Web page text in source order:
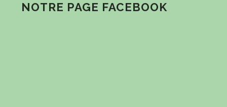
NOTRE PAGE FACEBOOK